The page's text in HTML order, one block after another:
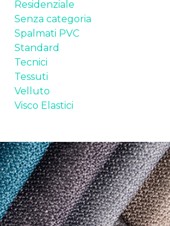
Residenziale
Senza categoria
Spalmati PVC
Standard
Tecnici
Tessuti
Velluto
Visco Elastici